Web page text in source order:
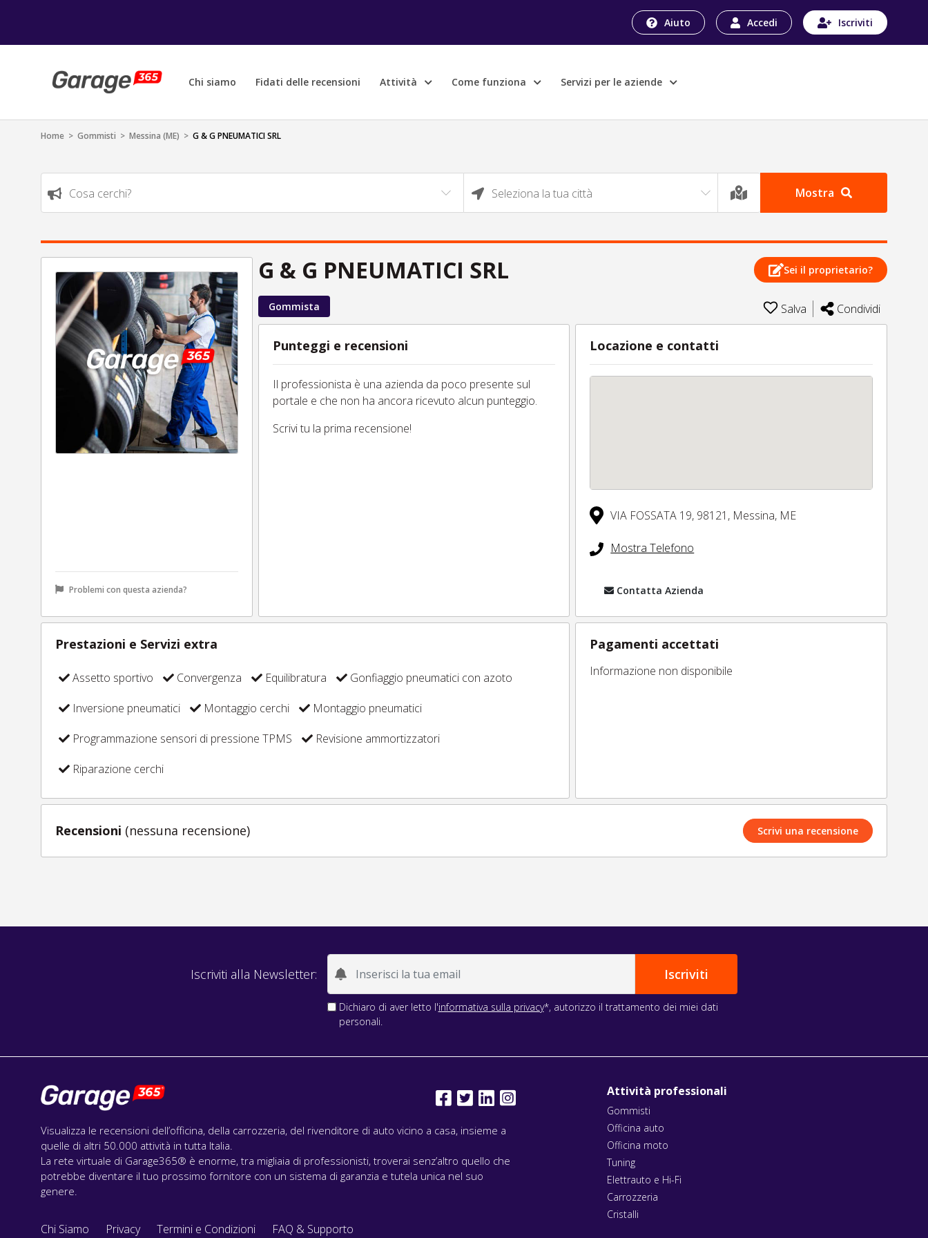
Aiuto Accedi Iscriviti
Chi siamo Fidati delle recensioni Attività Come funziona Servizi per le aziende
Home > Gommisti > Messina (ME) > G & G PNEUMATICI SRL
Cosa cerchi? Seleziona la tua città Mostra
Problemi con questa azienda?
G & G PNEUMATICI SRL Sei il proprietario?
Gommista Salva Condividi
Punteggi e recensioni
Il professionista è una azienda da poco presente sul
portale e che non ha ancora ricevuto alcun punteggio.
Scrivi tu la prima recensione!
Locazione e contatti
VIA FOSSATA 19, 98121, Messina, ME
Mostra Telefono
Contatta Azienda
Prestazioni e Servizi extra
Assetto sportivo Convergenza Equilibratura
Gonfiaggio pneumatici con azoto
Inversione pneumatici
Montaggio cerchi
Montaggio pneumatici
Programmazione sensori di pressione TPMS
Revisione ammortizzatori
Riparazione cerchi
Pagamenti accettati
Informazione non disponibile
Recensioni (nessuna recensione) Scrivi una recensione
Iscriviti alla Newsletter:
Dichiaro di aver letto l'informativa sulla privacy*, autorizzo il trattamento dei miei dati
personali.
Visualizza le recensioni dell’officina, della carrozzeria, del rivenditore di auto vicino a casa, insieme a
quelle di altri 50.000 attività in tutta Italia.
La rete virtuale di Garage365® è enorme, tra migliaia di professionisti, troverai senz’altro quello che
potrebbe diventare il tuo prossimo fornitore con un sistema di garanzia e tutela unica nel suo
genere.
Chi Siamo Privacy Termini e Condizioni FAQ & Supporto
Attività professionali
Gommisti
Officina auto
Officina moto
Tuning
Elettrauto e Hi-Fi
Carrozzeria
Cristalli